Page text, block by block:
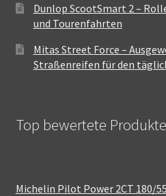
Dunlop ScootSmart 2 –
und Tourenfahrten
Mitas Street Force –
Straßenreifen für den
Top bewertete Produkte
Michelin Pilot Power 2CT 180/